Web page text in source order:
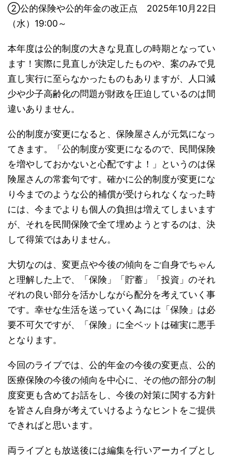
②公的保険や公的年金の改正点 2025年10月22日
（水）19:00～
本年度は公的制度の大きな見直しの時期となってい
ます！実際に見直しが決定したものや、案のみで見
直し実行に至らなかったものもありますが、人口減
少や少子高齢化の問題が財政を圧迫しているのは間
違いありません。
公的制度が変更になると、保険屋さんが元気になっ
てきます。「公的制度が変更になるので、民間保険
を増やしておかないと心配ですよ！」というのは保
険屋さんの常套句です。確かに公的制度が変更にな
り今までのような公的補償が受けられなくなった時
には、今までよりも個人の負担は増えてしまいます
が、それを民間保険で全て埋めようとするのは、決
して得策ではありません。
大切なのは、変更点や今後の傾向をご自身でちゃん
と理解した上で、「保険」「貯蓄」「投資」のそれ
ぞれの良い部分を活かしながら配分を考えていく事
です。幸せな生活を送っていく為には「保険」は必
要不可欠ですが、「保険」に全ベットは確実に悪手
となります。
今回のライブでは、公的年金の今後の変更点、公的
医療保険の今後の傾向を中心に、その他の部分の制
度変更も含めてお話をし、今後の対策に関する方針
を皆さん自身が考えていけるようなヒントをご提供
できればと思います。
両ライブとも放送後には編集を行いアーカイブとし